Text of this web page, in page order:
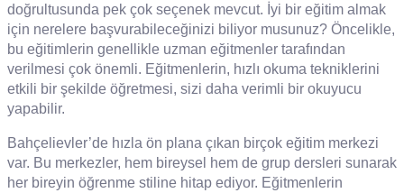
doğrultusunda pek çok seçenek mevcut. İyi bir eğitim almak
için nerelere başvurabileceğinizi biliyor musunuz? Öncelikle,
bu eğitimlerin genellikle uzman eğitmenler tarafından
verilmesi çok önemli. Eğitmenlerin, hızlı okuma tekniklerini
etkili bir şekilde öğretmesi, sizi daha verimli bir okuyucu
yapabilir.
Bahçelievler’de hızla ön plana çıkan birçok eğitim merkezi
var. Bu merkezler, hem bireysel hem de grup dersleri sunarak
her bireyin öğrenme stiline hitap ediyor. Eğitmenlerin